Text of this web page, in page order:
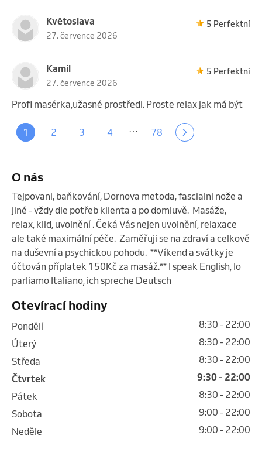
12 vstupů
60 minut 10+2
Uplatnit na 3 služby.
90 minut 10+2
Uplatnit na 59 služeb.
13 000 Kč
Květoslava
27. července 2026
5 Perfektní
Kamil
27. července 2026
5 Perfektní
Profi masérka,užasné prostředi. Proste relax jak má být
1 2 3 4 … 78
O nás
Tejpovani, baňkování, Dornova metoda, fascialni nože a
jiné - vždy dle potřeb klienta a po domluvě.  Masáže,
relax, klid, uvolnění . Čeká Vás nejen uvolnění, relaxace
ale také maximální péče.  Zaměřuji se na zdraví a celkově
na duševní a psychickou pohodu.  **Víkend a svátky je
účtován příplatek 150Kč za masáž.** I speak English, Io
parliamo Italiano, ich spreche Deutsch
Otevírací hodiny
pondělí
8:30 - 22:00
úterý
8:30 - 22:00
středa
8:30 - 22:00
čtvrtek
9:30 - 22:00
pátek
8:30 - 22:00
sobota
9:00 - 22:00
neděle
9:00 - 22:00